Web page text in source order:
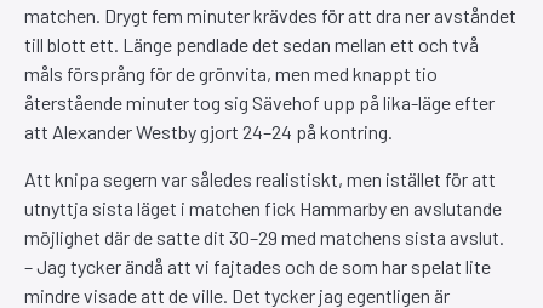
matchen. Drygt fem minuter krävdes för att dra ner avståndet
till blott ett. Länge pendlade det sedan mellan ett och två
måls försprång för de grönvita, men med knappt tio
återstående minuter tog sig Sävehof upp på lika-läge efter
att Alexander Westby gjort 24–24 på kontring.
Att knipa segern var således realistiskt, men istället för att
utnyttja sista läget i matchen fick Hammarby en avslutande
möjlighet där de satte dit 30–29 med matchens sista avslut.
– Jag tycker ändå att vi fajtades och de som har spelat lite
mindre visade att de ville. Det tycker jag egentligen är